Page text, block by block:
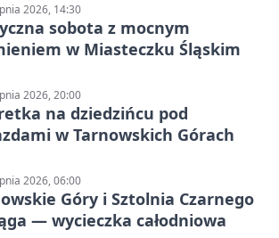
2026, 14:30
sobota z mocnym
w Miasteczku Śląskim
2026, 20:00
na dziedzińcu pod
w Tarnowskich Górach
2026, 06:00
Góry i Sztolnia Czarnego
— wycieczka całodniowa